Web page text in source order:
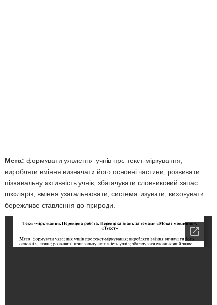
Мета: формувати уявлення учнів про текст-міркування;
виробляти вміння визначати його основні частини; розвивати
пізнавальну активність учнів; збагачувати словниковий запас
школярів; вміння узагальнювати, систематизувати; виховувати
бережливе ставлення до природи.